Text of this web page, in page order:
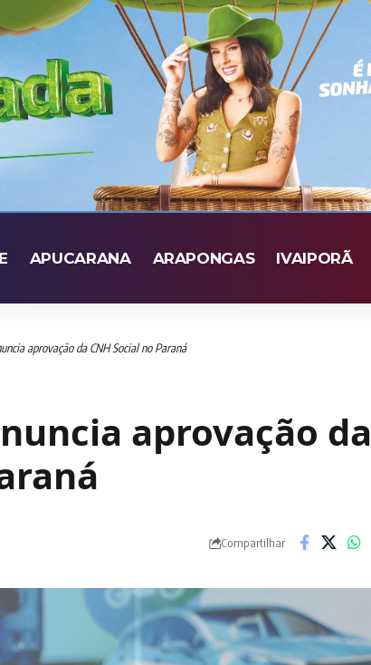
APUCARANA ARAPONGAS IVAIPORÃ
aprovação da CNH Social no Paraná
aprovação da
Compartilhar